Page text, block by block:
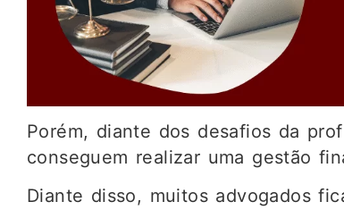
Porém, diante dos desafios da
conseguem realizar uma gestão
Diante disso, muitos advogados